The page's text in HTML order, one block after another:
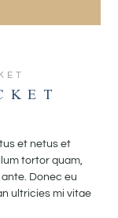
et netus et
tortor quam,
Donec eu
ultricies mi vitae